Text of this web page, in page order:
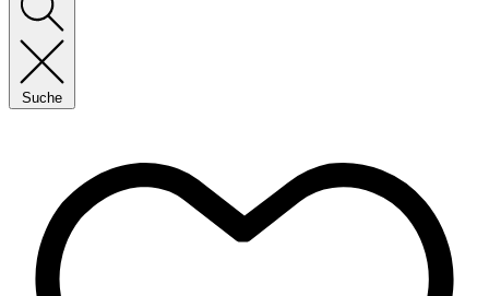
Suche